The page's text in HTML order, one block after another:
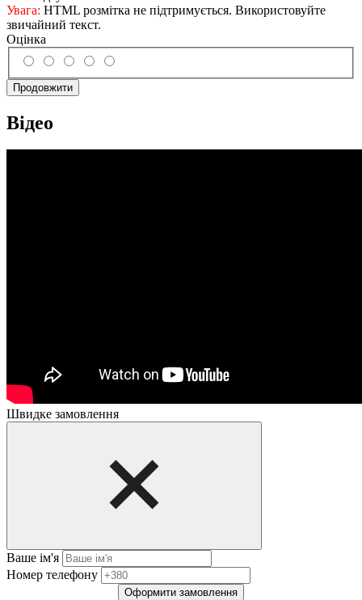
Увага: HTML розмітка не підтримується. Використовуйте
звичайний текст.
Оцінка
Продовжити
Відео
Швидке замовлення
Ваше ім'я
Нoмep тeлeфoнy
Оформити замовлення